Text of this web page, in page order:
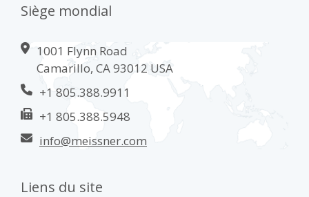
Siège mondial
1001 Flynn Road
Camarillo, CA 93012 USA
+1 805.388.9911
+1 805.388.5948
info@meissner.com
Liens du site